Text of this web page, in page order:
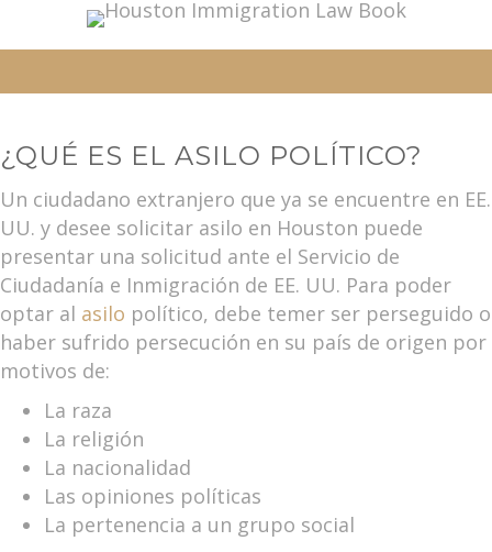
¿QUÉ ES EL ASILO POLÍTICO?
Un ciudadano extranjero que ya se encuentre en EE.
UU. y desee solicitar asilo en Houston puede
presentar una solicitud ante el Servicio de
Ciudadanía e Inmigración de EE. UU. Para poder
optar al asilo político, debe temer ser perseguido o
haber sufrido persecución en su país de origen por
motivos de:
La raza
La religión
La nacionalidad
Las opiniones políticas
La pertenencia a un grupo social